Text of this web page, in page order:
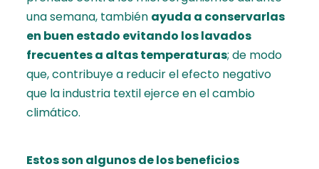
una semana, también ayuda a conservarlas
en buen estado evitando los lavados
frecuentes a altas temperaturas; de modo
que, contribuye a reducir el efecto negativo
que la industria textil ejerce en el cambio
climático.
Estos son algunos de los beneficios